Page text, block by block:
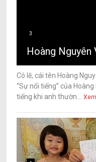
3
Hoàng Nguyên
Có lẽ, cái tên Hoàng
“Sự nổi tiếng” của
tiếng khi anh thườn...